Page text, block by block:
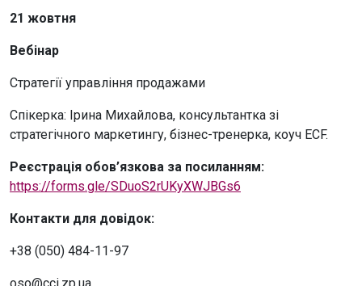
21 жовтня
Вебінар
Стратегії управління продажами
Спікерка: Ірина Михайлова, консультантка зі
стратегічного маркетингу, бізнес-тренерка, коуч ECF.
Реєстрація обов’язкова за посиланням:
https://forms.gle/SDuoS2rUKyXWJBGs6
Контакти для довідок:
+38 (050) 484-11-97